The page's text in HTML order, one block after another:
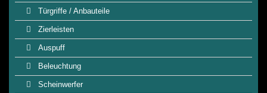
Türgriffe / Anbauteile
Zierleisten
Auspuff
Beleuchtung
Scheinwerfer